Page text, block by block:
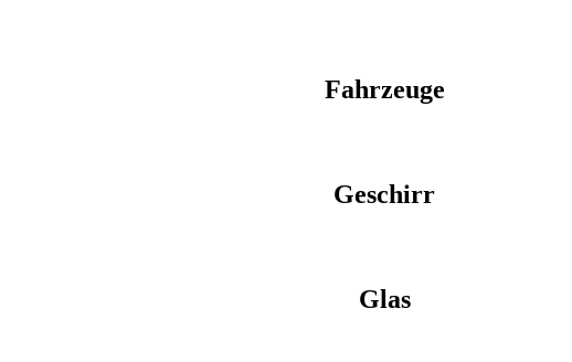
Fahrzeuge
Geschirr
Glas